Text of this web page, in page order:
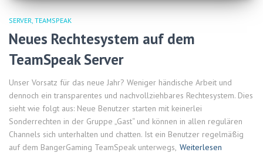
SERVER TEAMSPEAK
Neues Rechtesystem auf dem
TeamSpeak Server
Unser Vorsatz für das neue Jahr? Weniger händische Arbeit und
dennoch ein transparentes und nachvollziehbares Rechtesystem. Dies
sieht wie folgt aus: Neue Benutzer starten mit keinerlei
Sonderrechten in der Gruppe „Gast“ und können in allen regulären
Channels sich unterhalten und chatten. Ist ein Benutzer regelmäßig
auf dem BangerGaming TeamSpeak unterwegs, Weiterlesen